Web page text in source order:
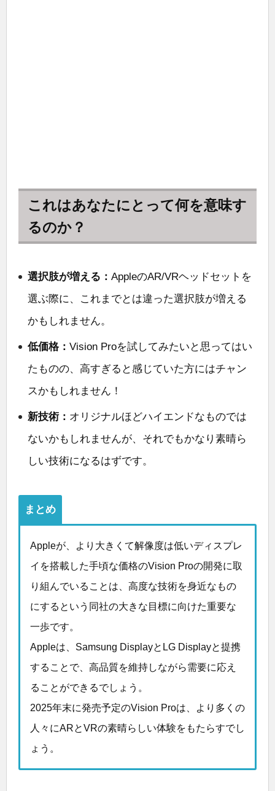
これはあなたにとって何を意味す
るのか？
選択肢が増える： AppleのAR/VRヘッドセットを
選ぶ際に、これまでとは違った選択肢が増える
かもしれません。
低価格： Vision Proを試してみたいと思ってはい
たものの、高すぎると感じていた方にはチャン
スかもしれません！
新技術： オリジナルほどハイエンドなものでは
ないかもしれませんが、それでもかなり素晴ら
しい技術になるはずです。
まとめ
Appleが、より大きくて解像度は低いディスプレ
イを搭載した手頃な価格のVision Proの開発に取
り組んでいることは、高度な技術を身近なもの
にするという同社の大きな目標に向けた重要な
一歩です。
Appleは、Samsung DisplayとLG Displayと提携
することで、高品質を維持しながら需要に応え
ることができるでしょう。
2025年末に発売予定のVision Proは、より多くの
人々にARとVRの素晴らしい体験をもたらすでし
ょう。